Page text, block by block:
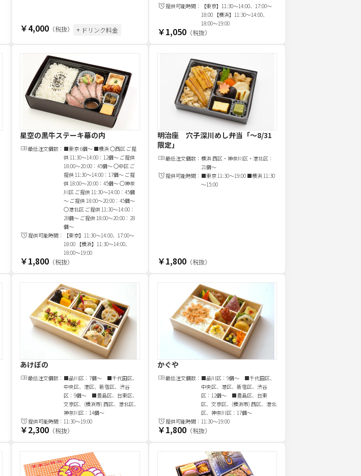
￥4,000 （税抜） + ドリンク料金
提供可能時間：
【東京】11:30～14:00、17:00～
18:00 【横浜】11:30～14:00、
18:00～19:00
￥1,050（税抜）
星空の黒牛ステーキ幕の内
最低注文個数： ■東京 6個～ ■横浜 〇西区 ご提
供 11:30～14:00：12個～ ご提供
18:00～20:00：45個～ 〇中区 ご
提供 11:30～14:00：17個～ ご提
供 18:00～20:00：45個～ 〇神奈
川区 ご提供 11:30～14:00：45個
～ ご提供 18:00～20:00：45個～
〇港北区 ご提供 11:30～14:00：
28個～ ご提供 18:00～20:00：28
個～
提供可能時間：
【東京】11:30～14:00、17:00～
18:00 【横浜】11:30～14:00、
18:00～19:00
￥1,800 （税抜）
明治座 穴子深川めし弁当 「～8/31
限定」
最低注文個数： 横浜 西区・神奈川区・港北区：
21個～
提供可能時間： ■東京 11:30～19:00 ■横浜 11:30
～15:00
￥1,800（税抜）
あけぼの
最低注文個数： ■品川区：7個～ ■千代田区、
中央区、港区、新宿区、渋谷
区：9個～ ■豊島区、台東区、
文京区、(横浜市) 西区、港北区、
神奈川区：14個～
提供可能時間： 11:30～19:00
￥2,300 （税抜）
かぐや
最低注文個数： ■品川区：9個～ ■千代田区、
中央区、港区、新宿区、渋谷
区：12個～ ■豊島区、台東
区、文京区、(横浜市) 西区、港北
区、神奈川区：17個～
提供可能時間： 11:30～19:00
￥1,800（税抜）